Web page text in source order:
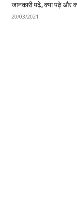
जानकारी पढ़े, क्या पढ़े और
20/03/2021